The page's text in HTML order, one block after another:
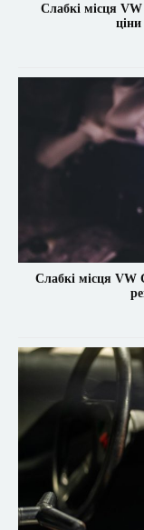
Слабкі місця
Слабкі місця VW